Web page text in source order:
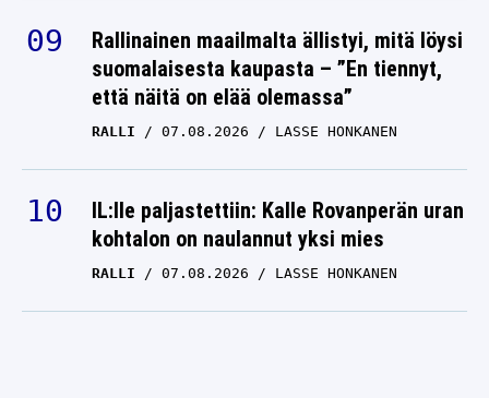
Rallinainen maailmalta ällistyi, mitä löysi
suomalaisesta kaupasta – ”En tiennyt,
että näitä on elää olemassa”
RALLI 07.08.2026 LASSE HONKANEN
IL:lle paljastettiin: Kalle Rovanperän uran
kohtalon on naulannut yksi mies
RALLI 07.08.2026 LASSE HONKANEN